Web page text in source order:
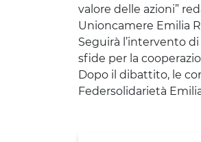
valore delle azioni”
Unioncamere Emilia
Seguirà l’intervento di
sfide per la
Dopo il dibattito, le
Federsolidarietà